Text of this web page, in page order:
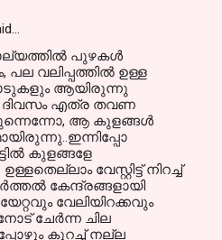
പുഴകള്‍
വലിപ്പത്തില്‍ ഉള്ള
ആയിരുന്നു
ദിവസം എത്ര തവണ
ആ കുളങ്ങള്‍
കുളങ്ങളേ
വേസ്റ്റിട്ട് നിറച്ച്
കേന്ദ്രങ്ങളായി
വേലിയിറക്കവും
ചേര്‍ന്ന ചില
കുറച്ച് നല്ല